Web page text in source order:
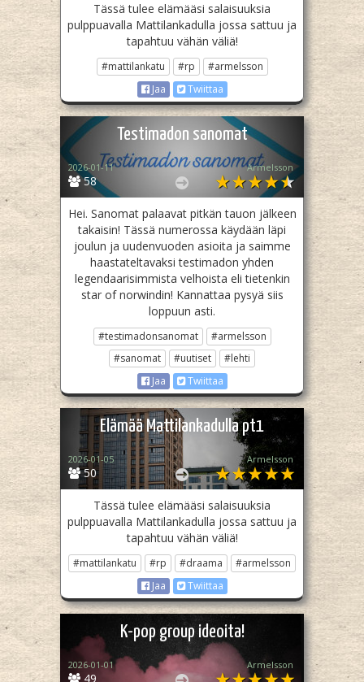
Tässä tulee elämääsi salaisuuksia
pulppuavalla Mattilankadulla jossa sattuu ja
tapahtuu vähän väliä!
#mattilankatu #rp
#armelsson
Jaa
Twiittaa
Testimadon sanomat
58
2026-01-11 Armelsson
Hei. Sanomat palaavat pitkän tauon jälkeen
takaisin! Tässä numerossa käydään läpi
joulun ja uudenvuoden asioita ja saimme
haastateltavaksi testimadon yhden
legendaarisimmista velhoista eli tietenkin
star of norwindin! Kannattaa pysyä siis
loppuun asti.
#testimadonsanomat
#armelsson
#sanomat
#uutiset
#lehti
Jaa
Twiittaa
Elämää Mattilankadulla pt1
50
2026-01-05 Armelsson
Tässä tulee elämääsi salaisuuksia
pulppuavalla Mattilankadulla jossa sattuu ja
tapahtuu vähän väliä!
#mattilankatu #rp #draama
#armelsson
Jaa
Twiittaa
K-pop group ideoita!
49
2026-01-01 Armelsson